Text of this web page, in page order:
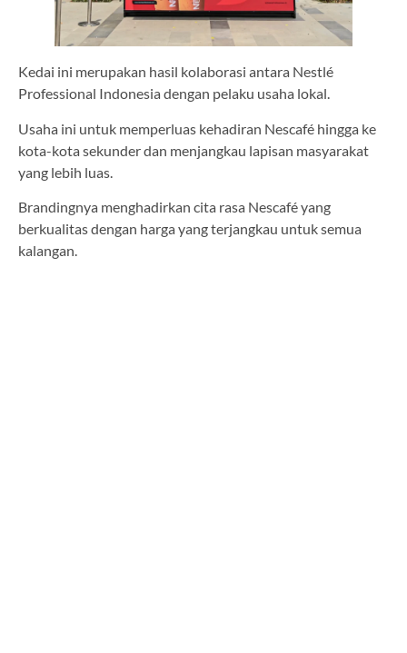
Kedai ini merupakan hasil kolaborasi antara Nestlé
Professional Indonesia dengan pelaku usaha lokal.
Usaha ini untuk memperluas kehadiran Nescafé hingga ke
kota-kota sekunder dan menjangkau lapisan masyarakat
yang lebih luas.
Brandingnya menghadirkan cita rasa Nescafé yang
berkualitas dengan harga yang terjangkau untuk semua
kalangan.